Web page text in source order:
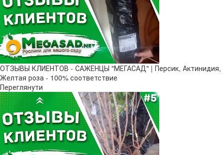
ОТЗЫВЫ КЛИЕНТОВ - САЖЕНЦЫ "МЕГАСАД" | Персик, Актинидия,
Желтая роза - 100% соответствие
Переглянути